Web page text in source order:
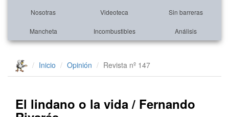
Nosotras Videoteca Sin barreras
Mancheta Incombustibles Análisis
Inicio Opinión Revista nº 147
El lindano o la vida / Fernando